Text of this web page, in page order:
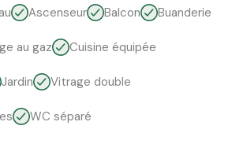
Ascenseur Balcon Buanderie
au gaz Cuisine équipée
Jardin Vitrage double
WC séparé